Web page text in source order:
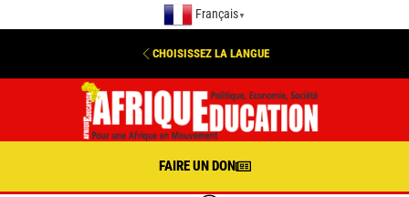
Français ▼
CHOISISSEZ LA LANGUE
FAIRE UN DON